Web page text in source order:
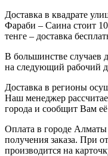
Доставка в квадрате
Фараби – Саина стоит
тенге – доставка
В большинстве случаев
на следующий рабочий
Доставка в регионы
Наш менеджер
города и сообщит Вам
Оплата в городе Алматы
получения заказа. При
производится на